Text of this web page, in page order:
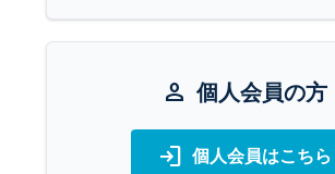
person 個人会員の方
login 個人会員はこちら